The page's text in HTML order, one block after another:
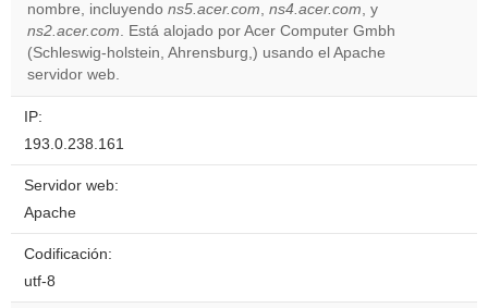
Do you
own this
website?
nombre, incluyendo ns5.acer.com, ns4.acer.com, y
ns2.acer.com. Está alojado por Acer Computer Gmbh
(Schleswig-holstein, Ahrensburg,) usando el Apache
servidor web.
IP:
193.0.238.161
Servidor web:
Apache
Codificación:
utf-8